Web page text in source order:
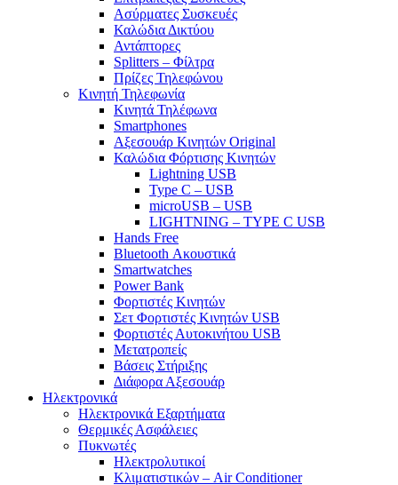
Ασύρματες Συσκευές
Καλώδια Δικτύου
Αντάπτορες
Splitters – Φίλτρα
Πρίζες Τηλεφώνου
Κινητή Τηλεφωνία
Κινητά Τηλέφωνα
Smartphones
Αξεσουάρ Κινητών Original
Καλώδια Φόρτισης Κινητών
Lightning USB
Type C – USB
microUSB – USB
LIGHTNING – TYPE C USB
Hands Free
Bluetooth Ακουστικά
Smartwatches
Power Bank
Φορτιστές Κινητών
Σετ Φορτιστές Κινητών USB
Φορτιστές Αυτοκινήτου USB
Μετατροπείς
Βάσεις Στήριξης
Διάφορα Αξεσουάρ
Ηλεκτρονικά
Ηλεκτρονικά Εξαρτήματα
Θερμικές Ασφάλειες
Πυκνωτές
Ηλεκτρολυτικοί
Κλιματιστικών – Air Conditioner